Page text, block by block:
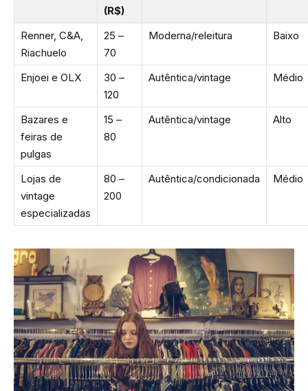
(R$)
Renner, C&A,
Riachuelo
25 –
70
Moderna/releitura Baixo
Enjoei e OLX
30 –
120
Autêntica/vintage Médio
Bazares e
feiras de
pulgas
15 –
80
Autêntica/vintage Alto
Lojas de
vintage
especializadas
80 –
200
Autêntica/condicionada Médio